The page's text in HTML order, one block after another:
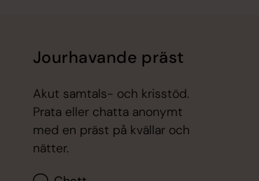
Jourhavande präst
Akut samtals- och krisstöd.
Prata eller chatta anonymt
med en präst på kvällar och
nätter.